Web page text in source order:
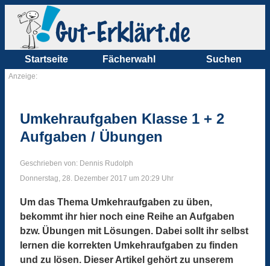
Startseite Fächerwahl Suchen
Anzeige:
Umkehraufgaben Klasse 1 + 2
Aufgaben / Übungen
Geschrieben von: Dennis Rudolph
Donnerstag, 28. Dezember 2017 um 20:29 Uhr
Um das Thema Umkehraufgaben zu üben,
bekommt ihr hier noch eine Reihe an Aufgaben
bzw. Übungen mit Lösungen. Dabei sollt ihr selbst
lernen die korrekten Umkehraufgaben zu finden
und zu lösen. Dieser Artikel gehört zu unserem